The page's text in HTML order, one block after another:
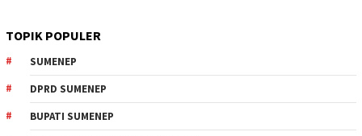
TOPIK POPULER
SUMENEP
DPRD SUMENEP
BUPATI SUMENEP